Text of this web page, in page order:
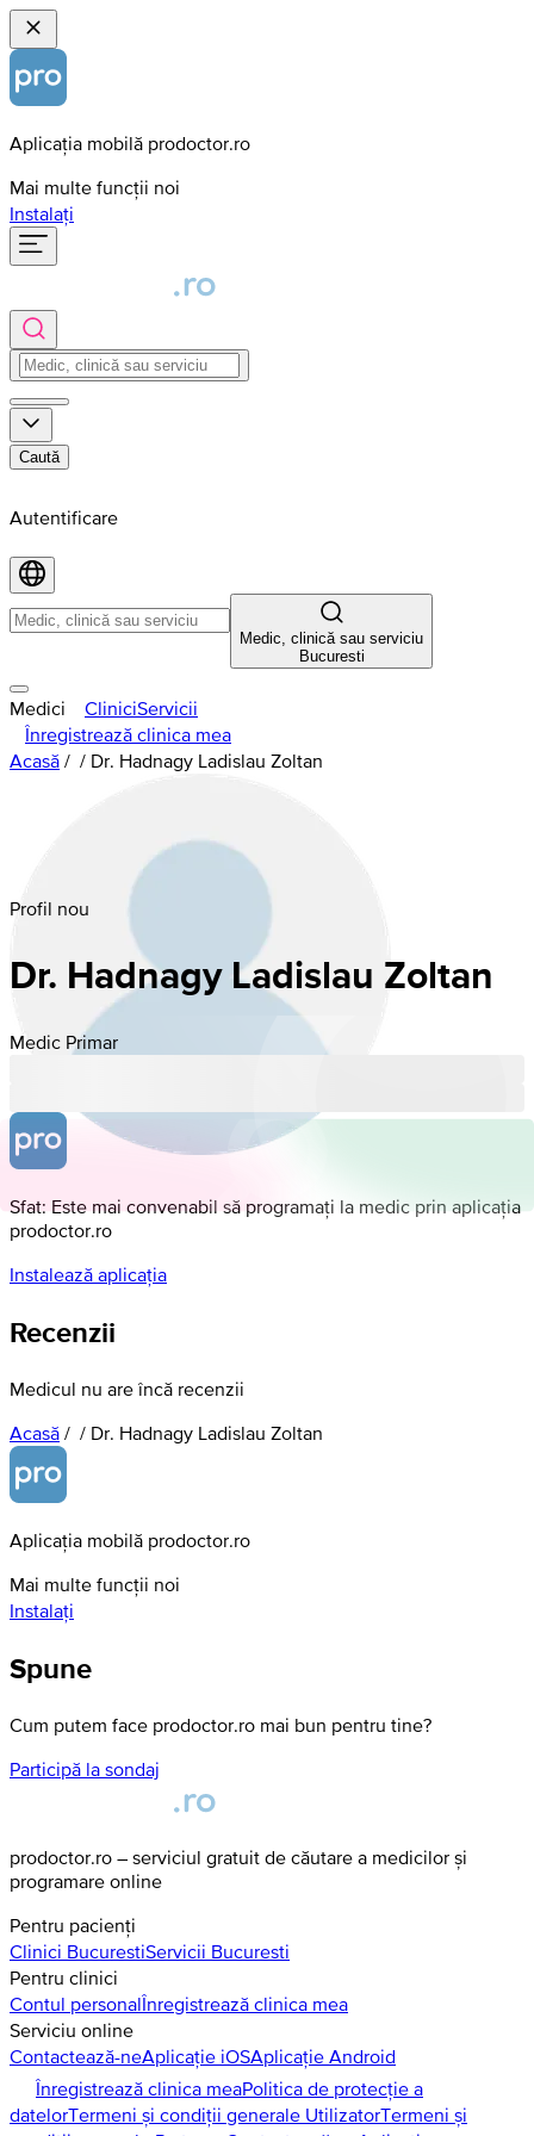
Aplicația mobilă prodoctor.ro
Mai multe funcții noi
Instalați
Caută
Autentificare
Medic, clinică sau serviciu
Bucuresti
Medici CliniciServicii
Înregistrează clinica mea
Acasă / / Dr. Hadnagy Ladislau Zoltan
Profil nou
Dr. Hadnagy Ladislau Zoltan
Medic Primar
Sfat: Este mai convenabil să programați la medic prin aplicația
prodoctor.ro
Instalează aplicația
Recenzii
Medicul nu are încă recenzii
Acasă / / Dr. Hadnagy Ladislau Zoltan
Aplicația mobilă prodoctor.ro
Mai multe funcții noi
Instalați
Spune
Cum putem face prodoctor.ro mai bun pentru tine?
Participă la sondaj
prodoctor.ro – serviciul gratuit de căutare a medicilor și
programare online
Pentru pacienți
Clinici BucurestiServicii Bucuresti
Pentru clinici
Contul personalÎnregistrează clinica mea
Serviciu online
Contactează-neAplicație iOSAplicație Android
Înregistrează clinica meaPolitica de protecție a
datelorTermeni și condiții generale UtilizatorTermeni și